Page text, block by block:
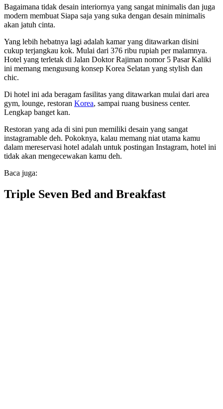
Bagaimana tidak desain interiornya yang sangat minimalis dan juga
modern membuat Siapa saja yang suka dengan desain minimalis
akan jatuh cinta.
Yang lebih hebatnya lagi adalah kamar yang ditawarkan disini
cukup terjangkau kok. Mulai dari 376 ribu rupiah per malamnya.
Hotel yang terletak di Jalan Doktor Rajiman nomor 5 Pasar Kaliki
ini memang mengusung konsep Korea Selatan yang stylish dan
chic.
Di hotel ini ada beragam fasilitas yang ditawarkan mulai dari area
gym, lounge, restoran Korea, sampai ruang business center.
Lengkap banget kan.
Restoran yang ada di sini pun memiliki desain yang sangat
instagramable deh. Pokoknya, kalau memang niat utama kamu
dalam mereservasi hotel adalah untuk postingan Instagram, hotel ini
tidak akan mengecewakan kamu deh.
Baca juga:
Triple Seven Bed and Breakfast